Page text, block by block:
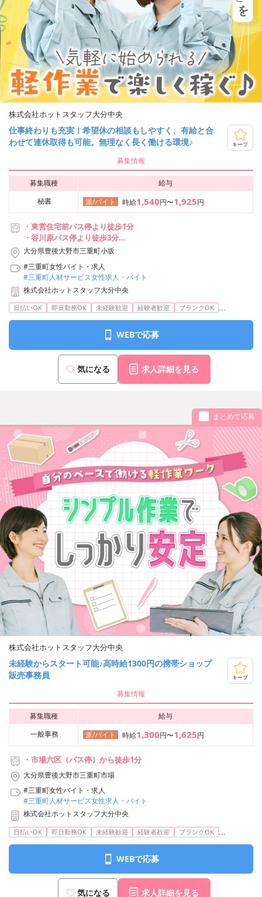
株式会社ホットスタッフ大分中央
仕事終わりも充実！希望休の相談もしやすく、有給と合
わせて連休取得も可能。無理なく長く働ける環境♪
キープ
募集情報
募集職種
給与
秘書
派/バイト 時給1,540円〜1,925円
・東営住宅前バス停より徒歩1分
・谷川原バス停より徒歩3分
・菅尾駅から車で5分
大分県豊後大野市三重町小坂
#三重町女性バイト・求人
#三重町人材サービス女性求人・バイト
株式会社ホットスタッフ大分中央
日払いOK 即日勤務OK 未経験歓迎 経験者歓迎 ブランクOK ...
WEBで応募
気になる 求人詳細を見る
まとめて応募
株式会社ホットスタッフ大分中央
未経験からスタート可能♪高時給1300円の携帯ショップ
販売事務員
キープ
募集情報
募集職種
給与
一般事務
派/バイト 時給1,300円〜1,625円
・市場六区（バス停）から徒歩1分
大分県豊後大野市三重町市場
#三重町女性バイト・求人
#三重町人材サービス女性求人・バイト
株式会社ホットスタッフ大分中央
日払いOK 即日勤務OK 未経験歓迎 経験者歓迎 ブランクOK ...
WEBで応募
気になる 求人詳細を見る